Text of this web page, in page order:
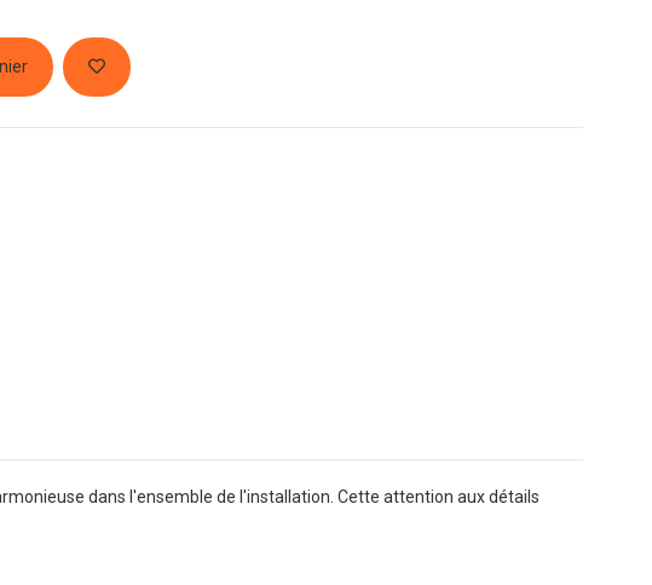
dans l'ensemble de l'installation. Cette attention aux détails